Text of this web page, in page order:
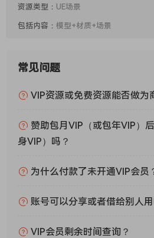
资源类型： UE场景
包括内容： 模型+材质+场景
常见问题
VIP资源或免费资源能否做为
赞助包月VIP（或包年VIP）
身VIP）吗？
为什么付款了未开通VIP会员
账号可以分享或者借给别人用
VIP会员剩余时间查询？